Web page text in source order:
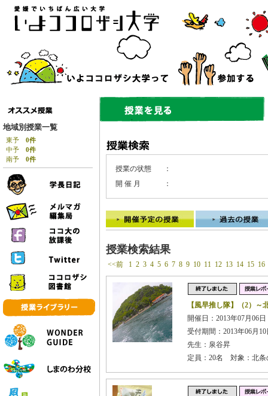
地域別授業一覧
東予 0件
中予 0件
南予 0件
授業の状態
：
開 催 月
：
授業検索結果
<<前 1 2 3 4 5 6 7 8 9 10 11 12 13 14 15 16
【風早推し隊】（2）～
開催日：2013年07月06
受付期間：2013年06月
先生：泉谷昇
定員：20名 対象：北条